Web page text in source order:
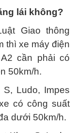
lái không?
Giao thông
thì xe máy điện
cần phải có
50km/h.
Ludo, Impes
có công suất
dưới 50km/h.